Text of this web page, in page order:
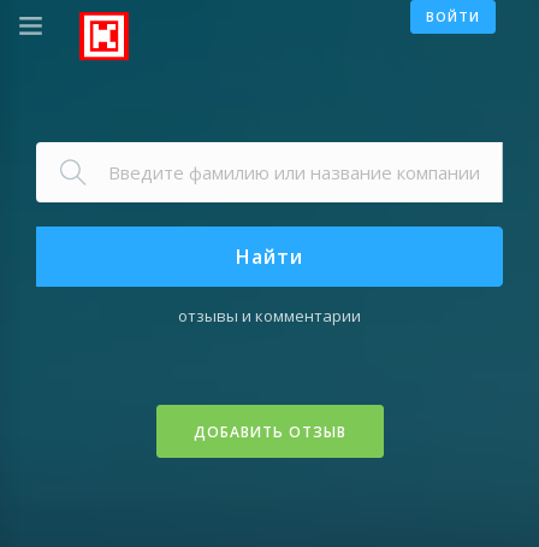
ВОЙТИ
Найти
отзывы и комментарии
ДОБАВИТЬ ОТЗЫВ